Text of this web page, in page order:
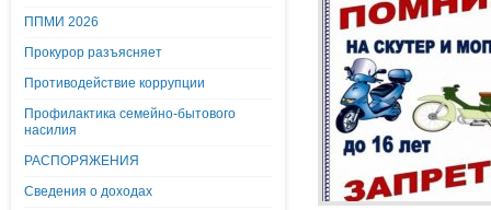
ППМИ 2026
Прокурор разъясняет
Противодействие коррупции
Профилактика семейно-бытового
насилия
РАСПОРЯЖЕНИЯ
Сведения о доходах